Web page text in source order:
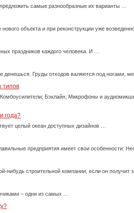
самые разнообразные их варианты …
объекта и при реконструкции уже
праздников каждого человека. И …
денешься. Груды отходов валяются под ногами,
типов
Бэклайн; Микрофоны и
года?
целый океан доступных дизайнов …
предприятия имеет свои особенности:
строительной компании, если он получит
– одни из самых …